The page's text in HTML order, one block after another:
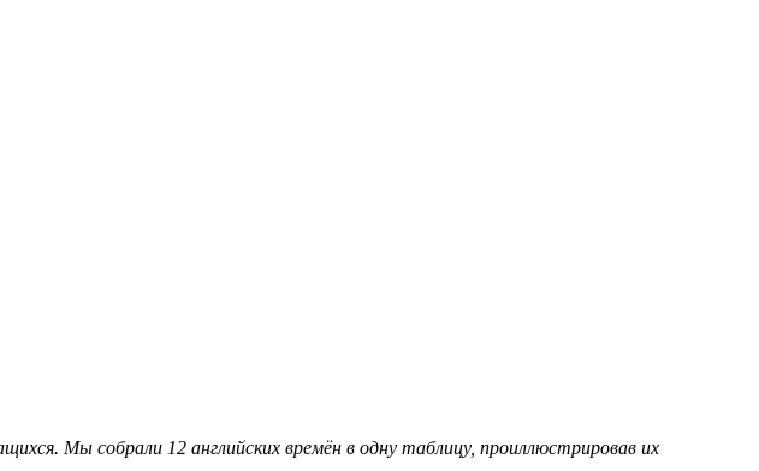
Мы собрали 12 английских времён в одну таблицу, проиллюстрировав их